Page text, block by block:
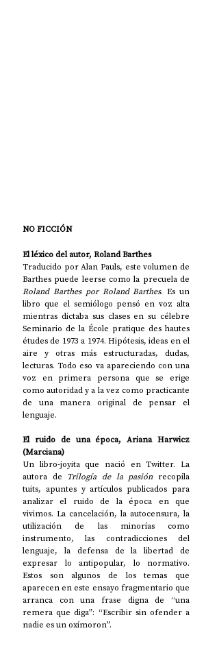
NO FICCIÓN
El léxico del autor, Roland Barthes
Traducido por Alan Pauls, este volumen de
Roland Barthes por Roland Barthes. Es un
libro que el semiólogo pensó en voz alta
mientras dictaba sus clases en su célebre
Seminario de la École pratique des hautes
études de 1973 a 1974. Hipótesis, ideas en el
aire y otras más estructuradas, dudas,
lecturas. Todo eso va apareciendo con una
voz en primera persona que se erige
como autoridad y a la vez como practicante
de una manera original de pensar el
lenguaje.
El ruido de una época, Ariana Harwicz
(Marciana)
Un libro-joyita que nació en Twitter. La
autora de Trilogía de la pasión recopila
tuits, apuntes y artículos publicados para
analizar el ruido de la época en que
vivimos. La cancelación, la autocensura, la
utilización de las minorías como
instrumento, las contradicciones del
lenguaje, la defensa de la libertad de
expresar lo antipopular, lo normativo.
Estos son algunos de los temas que
aparecen en este ensayo fragmentario que
arranca con una frase digna de “una
remera que diga”: “Escribir sin ofender a
nadie es un oxímoron”.